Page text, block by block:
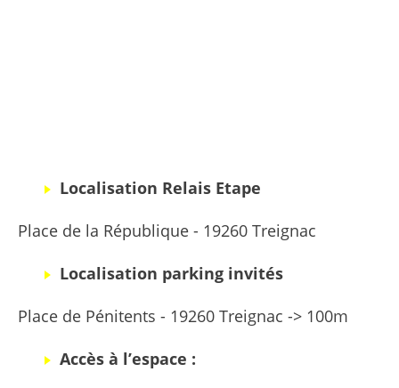
Localisation Relais Etape
Place de la République - 19260 Treignac
Localisation parking invités
Place de Pénitents - 19260 Treignac -> 100m
Accès à l’espace :